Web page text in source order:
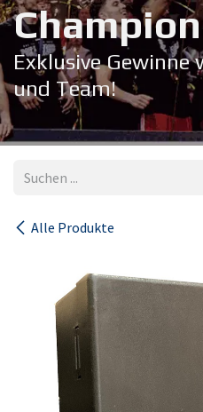
Exklusive Gewinne
und Team!
Alle Produkte